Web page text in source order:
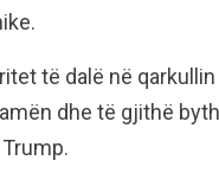
të dalë në
dhe të gjithë